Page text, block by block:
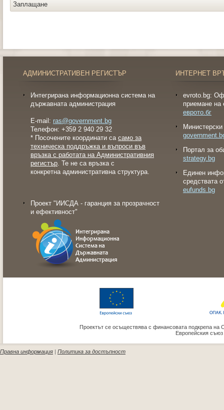
Заплащане
АДМИНИСТРАТИВЕН РЕГИСТЪР
Интегрирана информационна система на
държавната администрация
E-mail: ras@government.bg
Телефон: +359 2 940 29 32
* Посочените координати са само за
техническа поддръжка и въпроси във
връзка с работата на Административния
регистър. Те не са връзка с
конкретна административна структура.
Проект "ИИСДА - гаранция за прозрачност
и ефективност"
ИНТЕРНЕТ
evroto.bg:
приемане на
еврото.бг
Портал за
strategy.bg
Eдинен
средствата
eufunds.bg
Проектът се осъществява с финансовата подкрепа на
Европейския
Правна информация | Политика за достъпност